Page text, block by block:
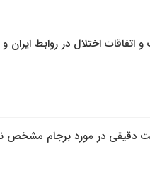
اختلال در روابط ایران
دقیقی در مورد برجام مشخص